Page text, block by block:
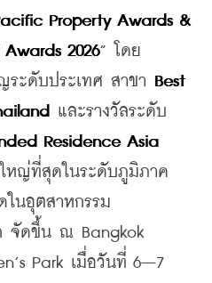
Property Awards &
2026” โดย
ระดับประเทศ สาขา Best
และรางวัลระดับ
Residence Asia
หญ่ที่สุดในระดับภูมิภาค
ในอุตสาหกรรม
จัดขึ้น ณ Bangkok
Park เมื่อวันที่ 6–7